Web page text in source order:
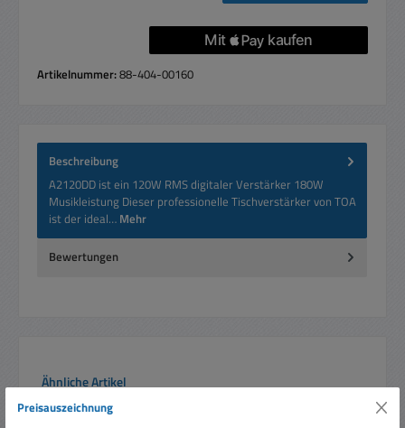
Artikelnummer:88-404-00160
Beschreibung
A2120DD ist ein 120W RMS digitaler Verstärker 180W
Musikleistung Dieser professionelle Tischverstärker von TOA
ist der ideal… Mehr
Bewertungen
Produktgalerie überspringen
Ähnliche Artikel
Nur 10 auf Lager!
Preisauszeichnung